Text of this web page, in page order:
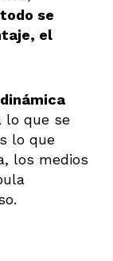
todo se
el
lo que se
lo que
los medios